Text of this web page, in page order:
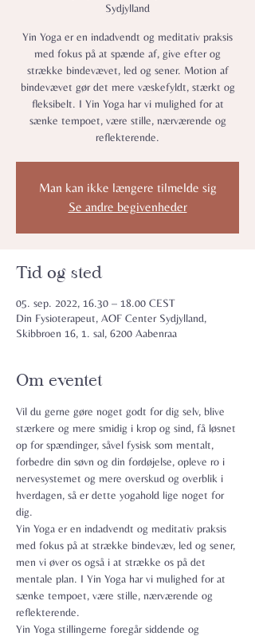
Sydjylland
Yin Yoga er en indadvendt og meditativ praksis
med fokus på at spænde af, give efter og
strække bindevævet, led og sener. Motion af
bindevævet gør det mere væskefyldt, stærkt og
fleksibelt. I Yin Yoga har vi mulighed for at
sænke tempoet, være stille, nærværende og
reflekterende.
Man kan ikke længere tilmelde sig
Se andre begivenheder
Tid og sted
05. sep. 2022, 16.30 – 18.00 CEST
Din Fysioterapeut, AOF Center Sydjylland,
Skibbroen 16, 1. sal, 6200 Aabenraa
Om eventet
Vil du gerne gøre noget godt for dig selv, blive
stærkere og mere smidig i krop og sind, få løsnet
op for spændinger, såvel fysisk som mentalt,
forbedre din søvn og din fordøjelse, opleve ro i
nervesystemet og mere overskud og overblik i
hverdagen, så er dette yogahold lige noget for
dig.
Yin Yoga er en indadvendt og meditativ praksis
med fokus på at strække bindevæv, led og sener,
men vi øver os også i at strække os på det
mentale plan. I Yin Yoga har vi mulighed for at
sænke tempoet, være stille, nærværende og
reflekterende.
Yin Yoga stillingerne foregår siddende og